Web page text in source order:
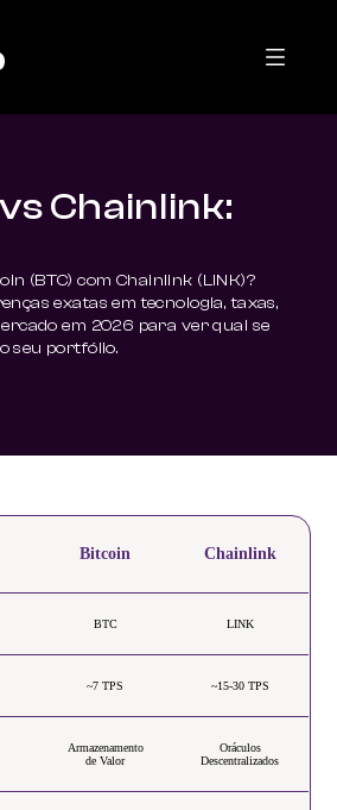
Chainlink:
(BTC) com Chainlink (LINK)?
exatas em tecnologia, taxas,
em 2026 para ver qual se
seu portfólio.
Bitcoin Chainlink
BTC LINK
~7 TPS ~15-30 TPS
Armazenamento
de Valor
Oráculos
Descentralizados